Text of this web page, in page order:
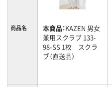
商品名 本商品：KAZEN 男女
兼用スクラブ 133-
98-SS 1枚 スクラ
ブ（直送品）